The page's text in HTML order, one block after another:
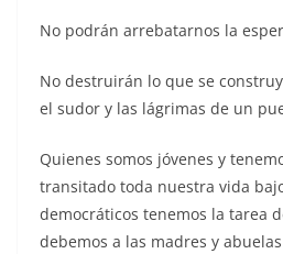
No podrán arrebatarnos la
No destruirán lo que se
el sudor y las lágrimas de un
Quienes somos jóvenes y
transitado toda nuestra vida
democráticos tenemos la tarea
debemos a las madres y